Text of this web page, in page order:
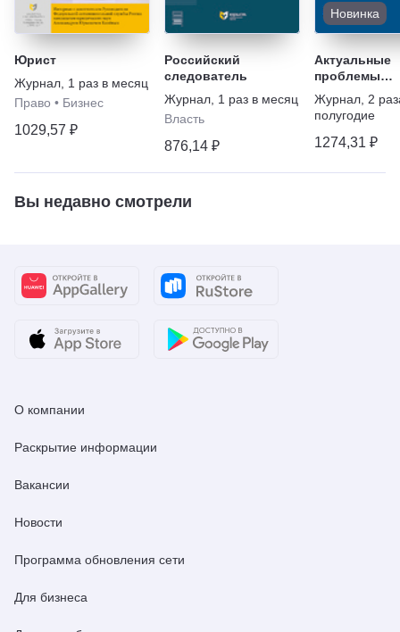
Юрист
Журнал 1 раз в месяц
Право • Бизнес
1029,57 ₽
Российский
следователь
Журнал 1 раз в месяц
Власть
876,14 ₽
Новинка
Актуальные
проблемы
Журнал 2
полугодие
1274,31 ₽
Вы недавно смотрели
О компании
Раскрытие информации
Вакансии
Новости
Программа обновления сети
Для бизнеса